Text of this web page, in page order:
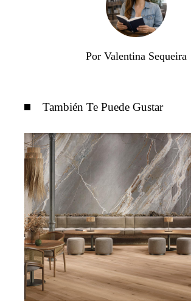
Por Valentina Sequeira
También Te Puede Gustar